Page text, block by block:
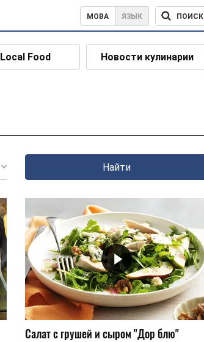
МОВА ЯЗЫК ПОИСК
Local Food Новости кулинарии
Найти
Салат с грушей и сыром "Дор блю"